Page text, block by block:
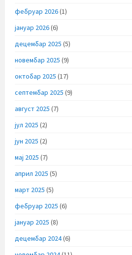
фебруар 2026(1)
јануар 2026(6)
децембар 2025 (5)
новембар 2025 (9)
октобар 2025 (17)
септембар 2025 (9)
август 2025 (7)
јул 2025 (2)
јун 2025 (2)
мај 2025 (7)
април 2025 (5)
март 2025 (5)
фебруар 2025 (6)
јануар 2025 (8)
децембар 2024(6)